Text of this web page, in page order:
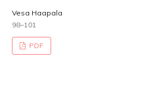
Vesa Haapala
98–101
PDF